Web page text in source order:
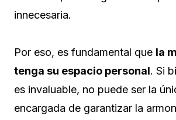
innecesaria.
Por eso, es fundamental que la
tenga su espacio personal. Si
es invaluable, no puede ser la
encargada de garantizar la